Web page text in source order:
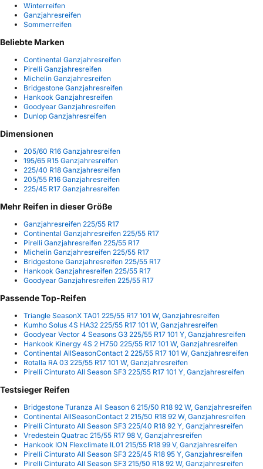
Winterreifen
Ganzjahresreifen
Sommerreifen
Beliebte Marken
Continental Ganzjahresreifen
Pirelli Ganzjahresreifen
Michelin Ganzjahresreifen
Bridgestone Ganzjahresreifen
Hankook Ganzjahresreifen
Goodyear Ganzjahresreifen
Dunlop Ganzjahresreifen
Dimensionen
205/60 R16 Ganzjahresreifen
195/65 R15 Ganzjahresreifen
225/40 R18 Ganzjahresreifen
205/55 R16 Ganzjahresreifen
225/45 R17 Ganzjahresreifen
Mehr Reifen in dieser Größe
Ganzjahresreifen 225/55 R17
Continental Ganzjahresreifen 225/55 R17
Pirelli Ganzjahresreifen 225/55 R17
Michelin Ganzjahresreifen 225/55 R17
Bridgestone Ganzjahresreifen 225/55 R17
Hankook Ganzjahresreifen 225/55 R17
Goodyear Ganzjahresreifen 225/55 R17
Passende Top-Reifen
Triangle SeasonX TA01 225/55 R17 101 W, Ganzjahresreifen
Kumho Solus 4S HA32 225/55 R17 101 W, Ganzjahresreifen
Goodyear Vector 4 Seasons G3 225/55 R17 101 Y, Ganzjahresreifen
Hankook Kinergy 4S 2 H750 225/55 R17 101 W, Ganzjahresreifen
Continental AllSeasonContact 2 225/55 R17 101 W, Ganzjahresreifen
Rotalla RA 03 225/55 R17 101 W, Ganzjahresreifen
Pirelli Cinturato All Season SF3 225/55 R17 101 Y, Ganzjahresreifen
Testsieger Reifen
Bridgestone Turanza All Season 6 215/50 R18 92 W, Ganzjahresreifen
Continental AllSeasonContact 2 215/50 R18 92 W, Ganzjahresreifen
Pirelli Cinturato All Season SF3 225/40 R18 92 Y, Ganzjahresreifen
Vredestein Quatrac 215/55 R17 98 V, Ganzjahresreifen
Hankook ION Flexclimate IL01 215/55 R18 99 V, Ganzjahresreifen
Pirelli Cinturato All Season SF3 225/45 R18 95 Y, Ganzjahresreifen
Pirelli Cinturato All Season SF3 215/50 R18 92 W, Ganzjahresreifen